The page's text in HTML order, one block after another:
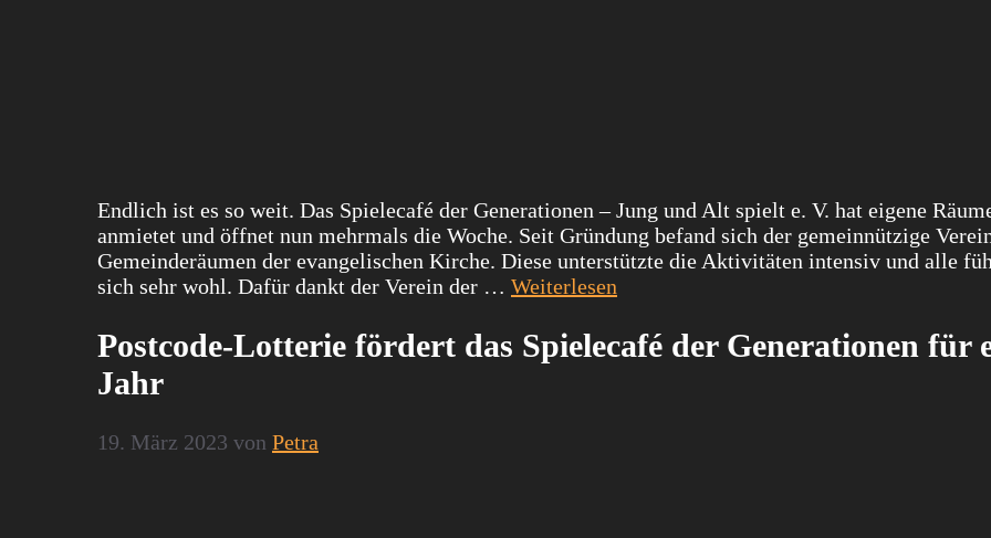
Endlich ist es so weit. Das Spielecafé der Generationen – Jung und Alt spielt e. V. hat eigene
anmietet und öffnet nun mehrmals die Woche. Seit Gründung befand sich der gemeinnützige
Gemeinderäumen der evangelischen Kirche. Diese unterstützte die Aktivitäten intensiv und alle
sich sehr wohl. Dafür dankt der Verein der … Weiterlesen
Postcode-Lotterie fördert das Spielecafé der Generationen für
Jahr
19. März 2023 von Petra